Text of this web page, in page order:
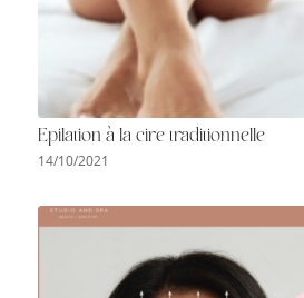
Epilation à la cire traditionnelle
14/10/2021